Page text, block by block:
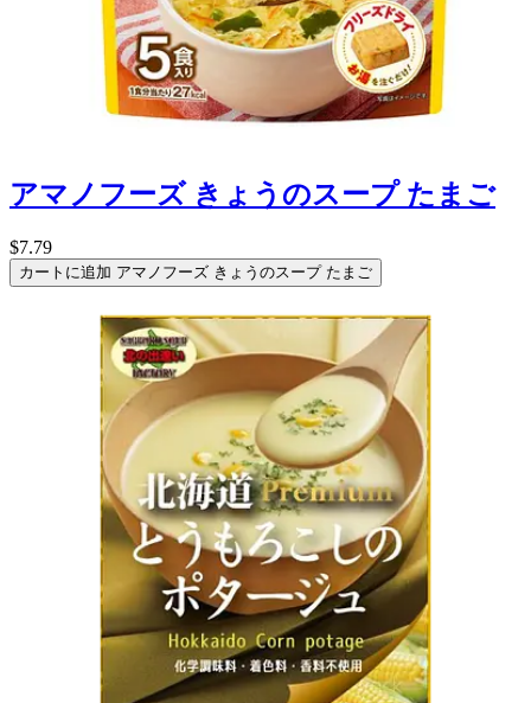
アマノフーズ きょうのスープ たまご
$7.79
カートに追加 アマノフーズ きょうのスープ たまご